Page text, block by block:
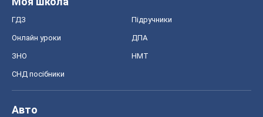
ГДЗ Підручники
Онлайн уроки ДПА
ЗНО НМТ
СНД посібники
Авто